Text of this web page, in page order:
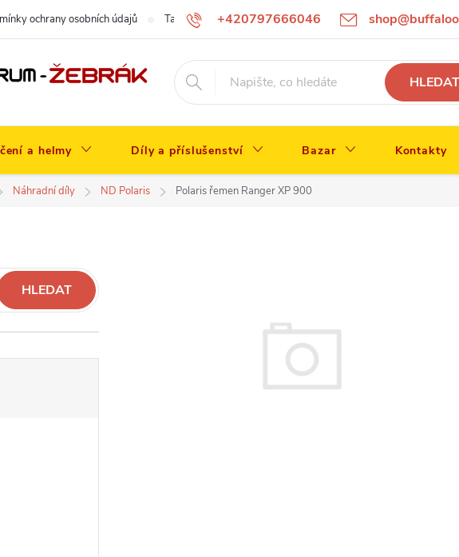
+420797666046
ochrany osobních údajů Tabulka velikostí
HLEDAT
a helmy Díly a příslušenství Bazar Kontakty
Náhradní díly ND Polaris Polaris řemen Ranger XP 900
HLEDAT